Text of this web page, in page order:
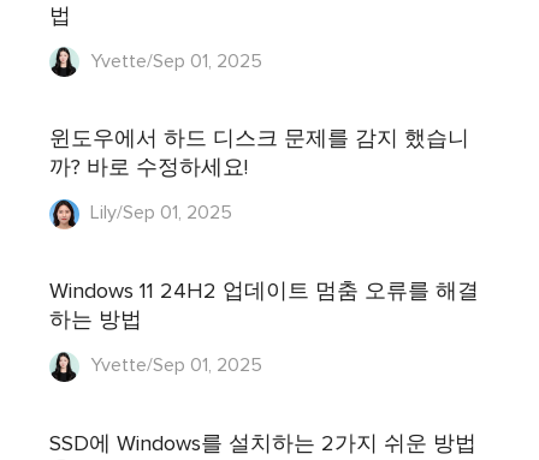
법
Yvette/Sep 01, 2025
윈도우에서 하드 디스크 문제를 감지 했습니
까? 바로 수정하세요!
Lily/Sep 01, 2025
Windows 11 24H2 업데이트 멈춤 오류를 해결
하는 방법
Yvette/Sep 01, 2025
SSD에 Windows를 설치하는 2가지 쉬운 방법